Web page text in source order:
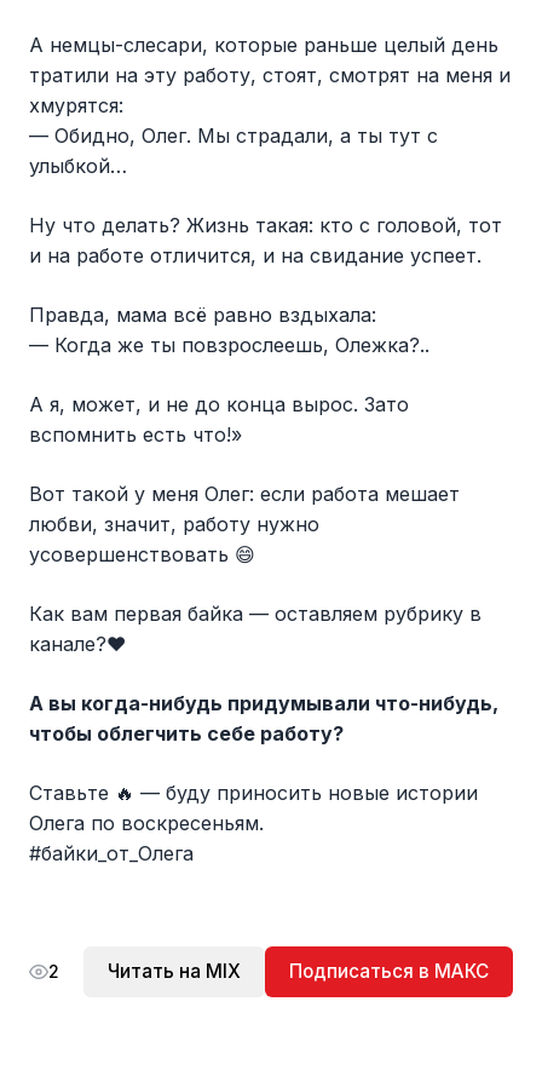
А немцы-слесари, которые раньше целый день
тратили на эту работу, стоят, смотрят на меня и
хмурятся:
— Обидно, Олег. Мы страдали, а ты тут с
улыбкой…
Ну что делать? Жизнь такая: кто с головой, тот
и на работе отличится, и на свидание успеет.
Правда, мама всё равно вздыхала:
— Когда же ты повзрослеешь, Олежка?..
А я, может, и не до конца вырос. Зато
вспомнить есть что!»
Вот такой у меня Олег: если работа мешает
любви, значит, работу нужно
усовершенствовать 😄
Как вам первая байка — оставляем рубрику в
канале?❤️
А вы когда-нибудь придумывали что-нибудь,
чтобы облегчить себе работу?
Ставьте 🔥 — буду приносить новые истории
Олега по воскресеньям.
#байки_от_Олега
2 Читать на MIX Подписаться в МАКС